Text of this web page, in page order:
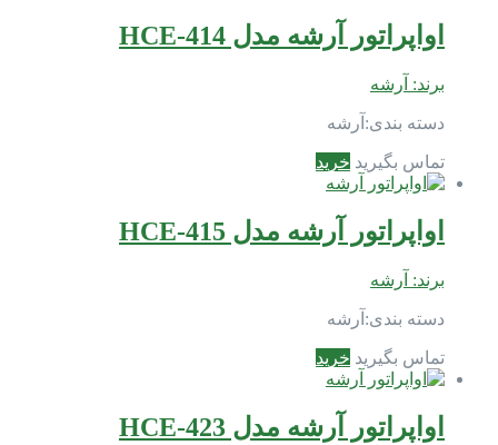
اواپراتور آرشه مدل HCE-414
برند: آرشه
دسته بندی: آرشه
تماس بگیرید خرید
اواپراتور آرشه مدل HCE-415
برند: آرشه
دسته بندی: آرشه
تماس بگیرید خرید
اواپراتور آرشه مدل HCE-423